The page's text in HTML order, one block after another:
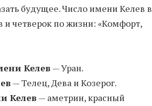
будущее. Число имени Келев в
четверок по жизни: «Комфорт,
Келев — Уран.
— Телец, Дева и Козерог.
Келев — аметрин, красный